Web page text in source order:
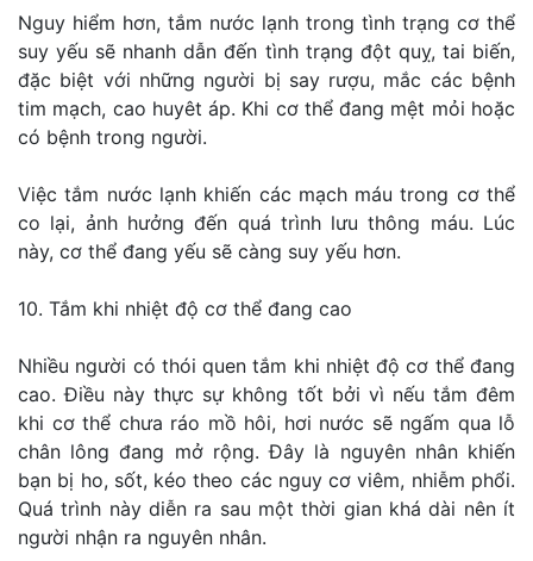
Nguy hiểm hơn, tắm nước lạnh trong tình trạng cơ thể
suy yếu sẽ nhanh dẫn đến tình trạng đột quỵ, tai biến,
đặc biệt với những người bị say rượu, mắc các bệnh
tim mạch, cao huyêt áp. Khi cơ thể đang mệt mỏi hoặc
có bệnh trong người.
Việc tắm nước lạnh khiến các mạch máu trong cơ thể
co lại, ảnh hưởng đến quá trình lưu thông máu. Lúc
này, cơ thể đang yếu sẽ càng suy yếu hơn.
10. Tắm khi nhiệt độ cơ thể đang cao
Nhiều người có thói quen tắm khi nhiệt độ cơ thể đang
cao. Điều này thực sự không tốt bởi vì nếu tắm đêm
khi cơ thể chưa ráo mồ hôi, hơi nước sẽ ngấm qua lỗ
chân lông đang mở rộng. Đây là nguyên nhân khiến
bạn bị ho, sốt, kéo theo các nguy cơ viêm, nhiễm phổi.
Quá trình này diễn ra sau một thời gian khá dài nên ít
người nhận ra nguyên nhân.